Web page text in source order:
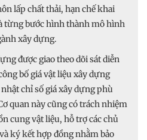
lấp chất thải, hạn chế khai
từng bước hình thành mô hình
xây dựng.
được giao theo dõi sát diễn
bố giá vật liệu xây dựng
chỉ số giá xây dựng phù
quan này cũng có trách nhiệm
cung vật liệu, hỗ trợ các chủ
ký kết hợp đồng nhằm bảo